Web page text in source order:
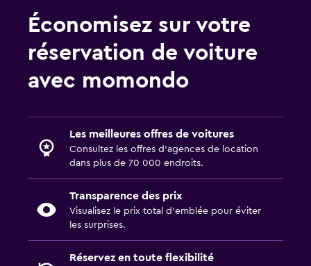
Économisez sur votre
réservation de voiture
avec momondo
Les meilleures offres de voitures
Consultez les offres d’agences de location
dans plus de 70 000 endroits.
Transparence des prix
Visualisez le prix total d’emblée pour éviter
les surprises.
Réservez en toute flexibilité